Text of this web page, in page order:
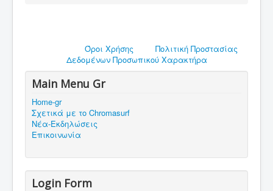
Όροι Χρήσης
Πολιτική Προστασίας
Δεδομένων Προσωπικού Χαρακτήρα
Main Menu Gr
Home-gr
Σχετικά με το Chromasurf
Νέα-Eκδηλώσεις
Επικοινωνία
Login Form